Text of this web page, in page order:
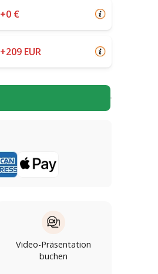
+0 €
+209 EUR
Video-Präsentation
buchen